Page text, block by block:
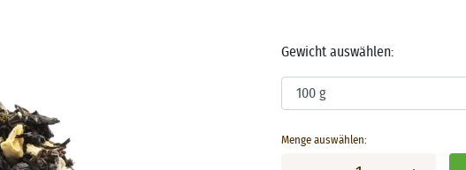
Gewicht auswählen:
Menge auswählen: